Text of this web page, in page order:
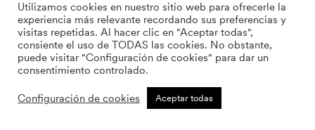
169.00 $ /roll Cant: Cantidad más
Cantidad menos
Utilizamos cookies en nuestro sitio web para ofrecerle la
experiencia más relevante recordando sus preferencias y
visitas repetidas. Al hacer clic en "Aceptar todas",
consiente el uso de TODAS las cookies. No obstante,
puede visitar "Configuración de cookies" para dar un
consentimiento controlado.
Configuración de cookies Aceptar todas